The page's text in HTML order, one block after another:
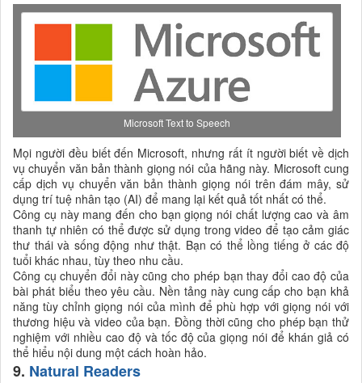
Microsoft Text to Speech
Mọi người đều biết đến Microsoft, nhưng rất ít người biết về dịch
vụ chuyển văn bản thành giọng nói của hãng này. Microsoft cung
cấp dịch vụ chuyển văn bản thành giọng nói trên đám mây, sử
dụng trí tuệ nhân tạo (AI) để mang lại kết quả tốt nhất có thể.
Công cụ này mang đến cho bạn giọng nói chất lượng cao và âm
thanh tự nhiên có thể được sử dụng trong video để tạo cảm giác
thư thái và sống động như thật. Bạn có thể lồng tiếng ở các độ
tuổi khác nhau, tùy theo nhu cầu.
Công cụ chuyển đổi này cũng cho phép bạn thay đổi cao độ của
bài phát biểu theo yêu cầu. Nền tảng này cung cấp cho bạn khả
năng tùy chỉnh giọng nói của mình để phù hợp với giọng nói với
thương hiệu và video của bạn. Đồng thời cũng cho phép bạn thử
nghiệm với nhiều cao độ và tốc độ của giọng nói để khán giả có
thể hiểu nội dung một cách hoàn hảo.
9. Natural Readers